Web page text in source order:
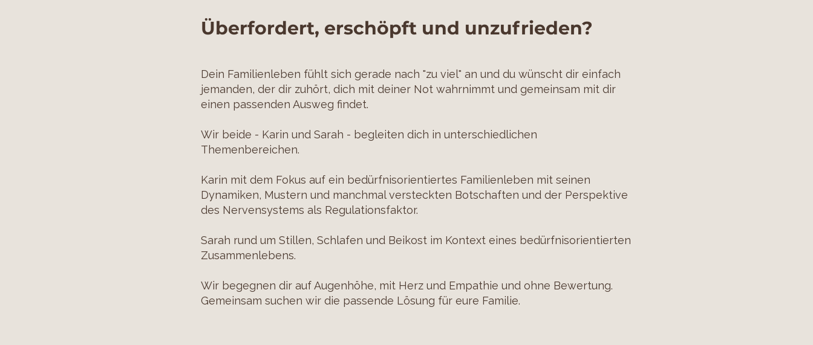
Überfordert, erschöpft und unzufrieden?
Dein Familienleben fühlt sich gerade nach "zu viel" an und du wünscht dir einfach
jemanden, der dir zuhört, dich mit deiner Not wahrnimmt und gemeinsam mit dir
einen passenden Ausweg findet.
Wir beide - Karin und Sarah - begleiten dich in unterschiedlichen
Themenbereichen.
Karin mit dem Fokus auf ein bedürfnisorientiertes Familienleben mit seinen
Dynamiken, Mustern und manchmal versteckten Botschaften und der Perspektive
des Nervensystems als Regulationsfaktor.
Sarah rund um Stillen, Schlafen und Beikost im Kontext eines bedürfnisorientierten
Zusammenlebens.
Wir begegnen dir auf Augenhöhe, mit Herz und Empathie und ohne Bewertung.
Gemeinsam suchen wir die passende Lösung für eure Familie.